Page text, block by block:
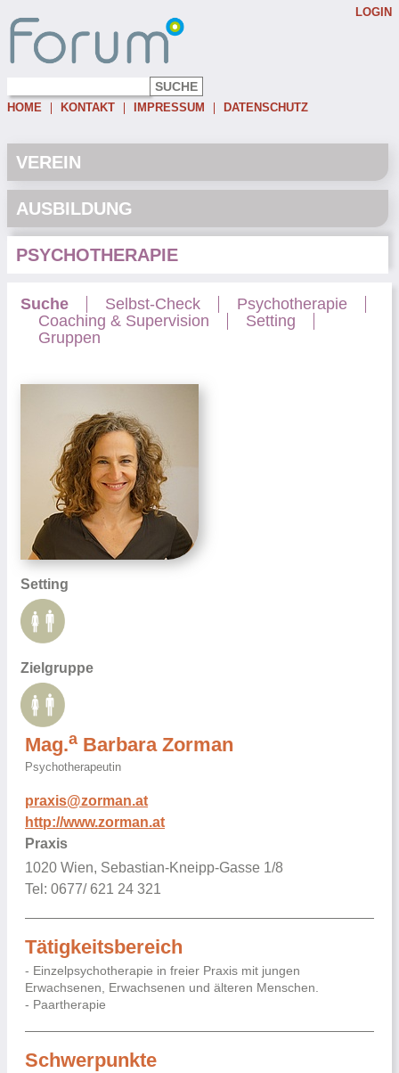
HOME KONTAKT IMPRESSUM DATENSCHUTZ
LOGIN
Password:
VEREIN
AUSBILDUNG
PSYCHOTHERAPIE
Suche Selbst-Check
Psychotherapie
Coaching & Supervision
Setting
Gruppen
Setting
Zielgruppe
Mag.a Barbara Zorman
Psychotherapeutin
praxis@zorman.at
http://www.zorman.at
Praxis
1020 Wien, Sebastian-Kneipp-Gasse 1/8
Tel: 0677/ 621 24 321
Tätigkeitsbereich
- Einzelpsychotherapie in freier Praxis mit jungen
Erwachsenen, Erwachsenen und älteren Menschen.
- Paartherapie
Schwerpunkte